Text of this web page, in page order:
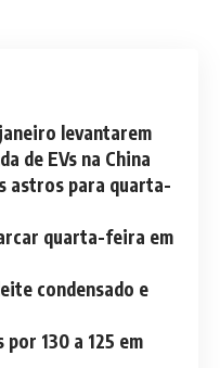
levantarem
de EVs na China
astros para quarta-
quarta-feira em
condensado e
130 a 125 em